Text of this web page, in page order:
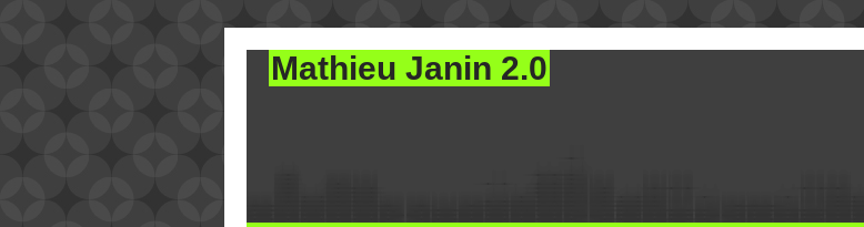
Mathieu Janin 2.0